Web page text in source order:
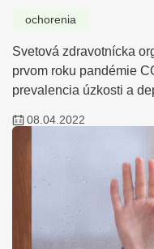
ochorenia
Svetová zdravotnícka
prvom roku pandémie
prevalencia úzkosti a
08.04.2022